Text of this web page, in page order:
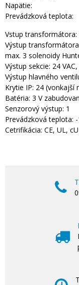
Napätie:
Prevádzková
Vstup transformátora:
Výstup
max. 3 solenoidy
Výstup sekcie: 24
Výstup hlavného
Krytie IP: 24 (vonkajší
Batéria: 3 V
Senzorový výstup: 1
Prevádzková teplota: -
Cetrifikácia: CE, UL,